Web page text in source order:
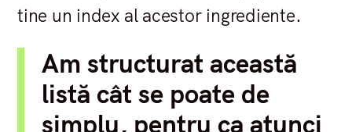
tine un index al acestor ingrediente.
Am structurat această
listă cât se poate de
simplu, pentru ca atunci